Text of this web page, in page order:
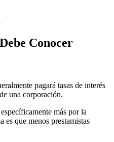
Conocer
pagará tasas de interés
una corporación.
más por la
que menos prestamistas